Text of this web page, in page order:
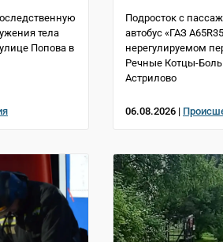
тела
Попова в
Подросток с
автобус «ГАЗ
нерегулируемом
Речные Котцы-
Астрилово
06.08.2026 |